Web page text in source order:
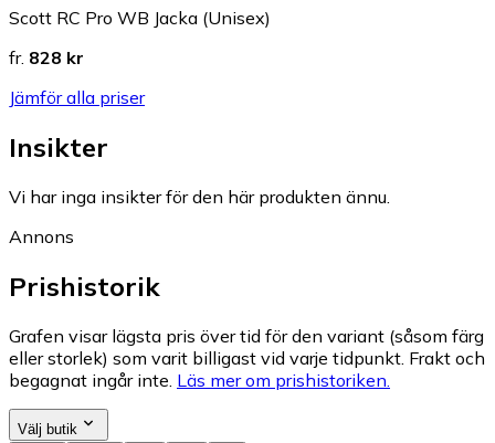
Scott RC Pro WB Jacka (Unisex)
fr. 828 kr
Jämför alla priser
Insikter
Vi har inga insikter för den här produkten ännu.
Annons
Prishistorik
Grafen visar lägsta pris över tid för den variant (såsom färg
eller storlek) som varit billigast vid varje tidpunkt. Frakt och
begagnat ingår inte. Läs mer om prishistoriken.
Välj butik